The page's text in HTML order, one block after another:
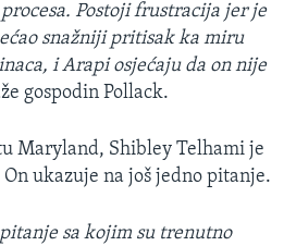
Postoji frustracija jer je
snažniji pritisak ka miru
i Arapi osjećaju da on nije
gospodin Pollack.
Maryland, Shibley Telhami je
ukazuje na još jedno pitanje.
sa kojim su trenutno